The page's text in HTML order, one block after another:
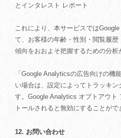
とインタレスト レポート
これにより、本サービスでは
て、お客様の年齢・性別・閲覧履
傾向をおおよそ把握するための分析
「Google Analyticsの広告向けの機
い場合は、設定によってトラッキ
す。Google Analytics オプトアウト
トールされると無効にすることがで
12. お問い合わせ